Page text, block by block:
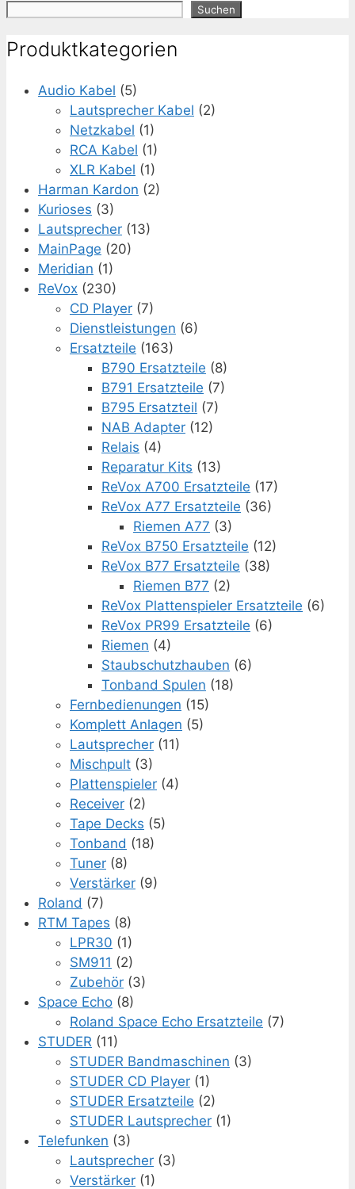
Suchen
Produktkategorien
Audio Kabel (5)
Lautsprecher Kabel (2)
Netzkabel (1)
RCA Kabel (1)
XLR Kabel (1)
Harman Kardon (2)
Kurioses (3)
Lautsprecher (13)
MainPage (20)
Meridian (1)
ReVox (230)
CD Player (7)
Dienstleistungen (6)
Ersatzteile (163)
B790 Ersatzteile (8)
B791 Ersatzteile (7)
B795 Ersatzteil (7)
NAB Adapter (12)
Relais (4)
Reparatur Kits (13)
ReVox A700 Ersatzteile (17)
ReVox A77 Ersatzteile (36)
Riemen A77 (3)
ReVox B750 Ersatzteile (12)
ReVox B77 Ersatzteile (38)
Riemen B77 (2)
ReVox Plattenspieler Ersatzteile (6)
ReVox PR99 Ersatzteile (6)
Riemen (4)
Staubschutzhauben (6)
Tonband Spulen (18)
Fernbedienungen (15)
Komplett Anlagen (5)
Lautsprecher (11)
Mischpult (3)
Plattenspieler (4)
Receiver (2)
Tape Decks (5)
Tonband (18)
Tuner (8)
Verstärker (9)
Roland (7)
RTM Tapes (8)
LPR30 (1)
SM911 (2)
Zubehör (3)
Space Echo (8)
Roland Space Echo Ersatzteile (7)
STUDER (11)
STUDER Bandmaschinen (3)
STUDER CD Player (1)
STUDER Ersatzteile (2)
STUDER Lautsprecher (1)
Telefunken (3)
Lautsprecher (3)
Verstärker (1)